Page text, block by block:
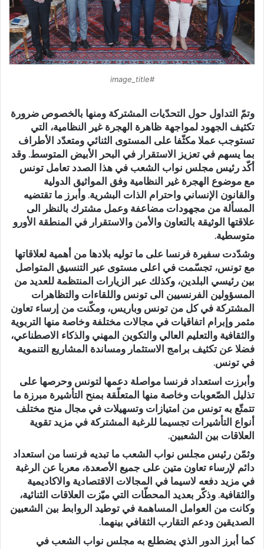
#image_title
وتمّ التداول حول التحدّيات المشتركة ومنها بالخصوص ضرورة
تكثيف الجهود لمواجهة ظاهرة الهجرة غير النظامية، التي
تستوجب عملا مكثّفا على المستوى الثنائي ومتعدّد الأطراف
بما يسهم في تعزيز الاستقرار في البحر الأبيض المتوسط. وقد
أكّد رئيس مجلس نواب الشعب في هذا الصدد تعامل تونس
مع موضوع الهجرة غير النظامية وفق المواثيق الدولية
والقانون الإنساني واحترام الذات البشرية. وأبرز ما تقتضيه
المسألة من مجهودات مضاعفة وعمل مشترك بالنظر الى
علاقتها الوثيقة بالتعاون والأمن والاستقرار في المنطقة الأورو
متوسطية.
وشدّدت سفيرة فرنسا على ما توليه بلادها من أهمية لعلاقاتها
مع تونس، تجسّمت في اعلى مستوى عبر التنسيق المتواصل
بين رئيسي البلدين، وكذلك عبر الزيارات المنتظمة للعديد من
المسؤولين الفرنسيين الى تونس واللقاءات والتظاهرات
المشتركة في كل من تونس وباريس، ومكّنت من إرساء تعاون
مثمر وإبرام اتفاقيات في مجالات مختلفة وخاصة منها التربوية
والثقافية والتعليم العالي والتكوين المهني والذكاء الاصطناعي،
فضلا عن تكثيف برامج الاستثمار ومساندة المشاريع التنموية
في تونس.
وأبرزت استعداد فرنسا مواصلة دعمها لتونس وحرصها على
تذليل الصّعوبات وخاصة منها المتعلّقة بمنح التأشيرة مبرزة ما
تتمتّع به تونس من امتيازات وتسهيلات في مجال منح مختلف
أنواع التأشيرات تجسيما للرغبة المشتركة في مزيد تقوية
العلاقات بين الشعبين.
وثمّن رئيس مجلس نواب الشعب ما تبديه فرنسا من استعداد
دائم لإرساء تعاون متين على جميع الأصعدة، معربا عن الرغبة
في مزيد دفعه لاسيما في المجالات الاقتصادية والاكاديمية
والثقافية. وذكّر بعديد المحطّات التي ميّزت العلاقات الثنائية،
وكانت من العوامل المساهمة في توطيد الروابط بين الشعبين
الصديقين ودعم التقارب الثقافي بينهما.
كما أبرز الدور الذي يضطلع به مجلس نواب الشعب في